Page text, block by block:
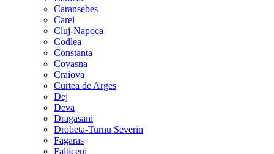
Caransebes
Carei
Cluj-Napoca
Codlea
Constanta
Covasna
Craiova
Curtea de Arges
Dej
Deva
Dragasani
Drobeta-Turnu Severin
Fagaras
Falticeni